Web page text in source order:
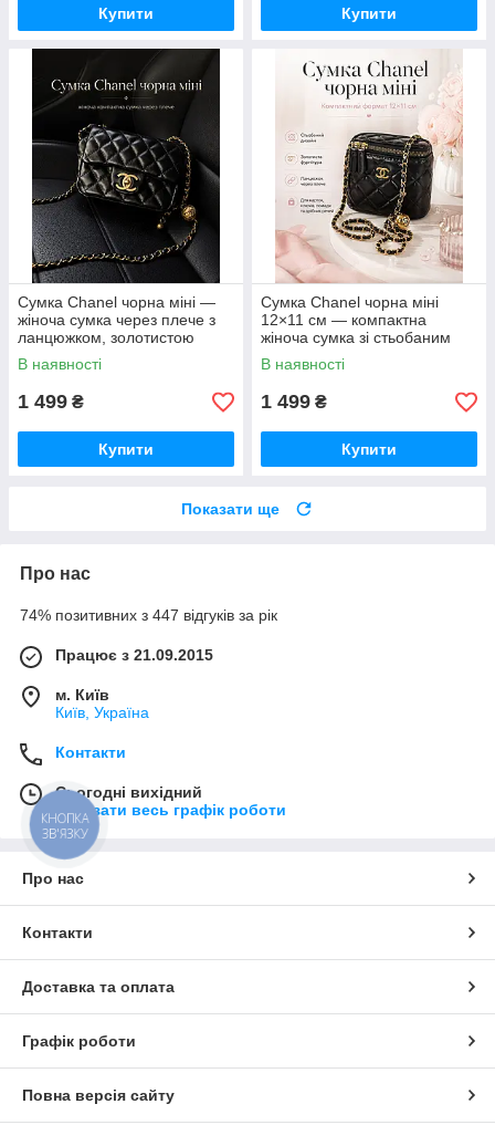
Купити Купити
Сумка Chanel чорна міні —
жіноча сумка через плече з
ланцюжком, золотистою
фурнітурою та стьобаним
дизайном
В наявності
1 499 ₴
Купити
Сумка Chanel чорна міні
12×11 см — компактна
жіноча сумка зі стьобаним
дизайном і ланцюжком
В наявності
1 499 ₴
Купити
Показати ще
Про нас
74% позитивних з 447 відгуків за рік
Працює з 21.09.2015
м. Київ
Київ, Україна
Контакти
Сьогодні вихідний
Показати весь графік роботи
Про нас
Контакти
Доставка та оплата
Графік роботи
Повна версія сайту
КНОПКА
ЗВ'ЯЗКУ